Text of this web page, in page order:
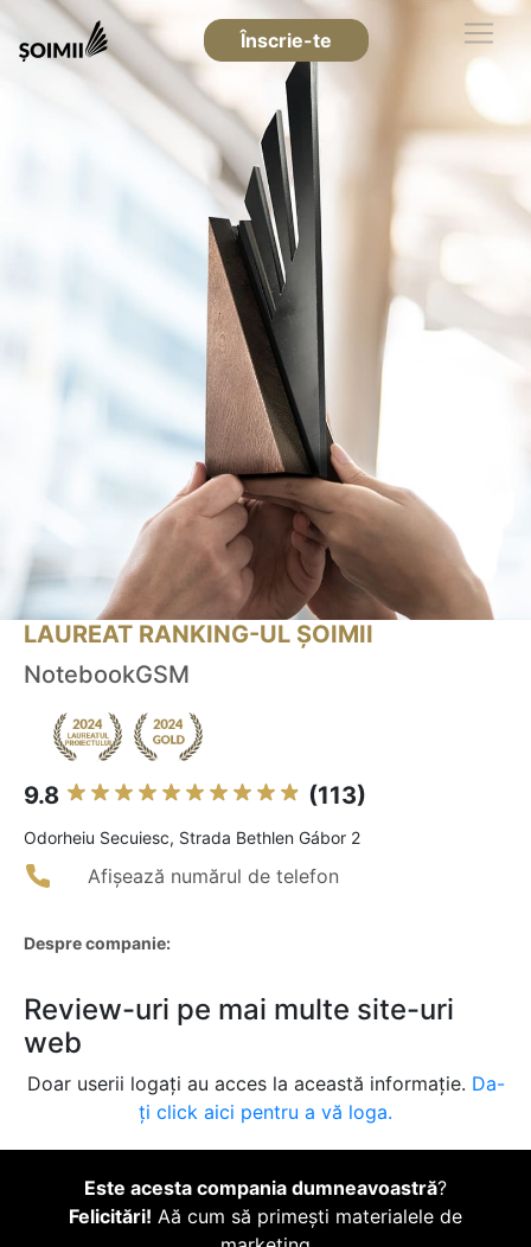
Înscrie-te
LAUREAT RANKING-UL ȘOIMII
NotebookGSM
9.8 (113)
Odorheiu Secuiesc, Strada Bethlen Gábor 2
Afișează numărul de telefon
Despre companie:
Review-uri pe mai multe site-uri
web
Doar userii logați au acces la această informație. Da-
ți click aici pentru a vă loga.
Este acesta compania dumneavoastră?
Felicitări! Aă cum să primești materialele de